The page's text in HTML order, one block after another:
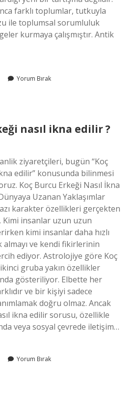
farklı toplumlar, tutkuyla
ile toplumsal sorumluluk
kurmaya çalışmıştır. Antik
Yorum Bırak
nasıl ikna edilir ?
ziyaretçileri, bugün “Koç
edilir” konusunda bilinmesi
Koç Burcu Erkeği Nasıl İkna
Uzanan Yaklaşımlar
karakter özellikleri gerçekten
insanlar uzun uzun
kimi insanlar daha hızlı
ve kendi fikirlerinin
ediyor. Astrolojiye göre Koç
gruba yakın özellikler
gösteriliyor. Elbette her
ve bir kişiyi sadece
doğru olmaz. Ancak
ikna edilir sorusu, özellikle
veya sosyal çevrede iletişim…
Yorum Bırak